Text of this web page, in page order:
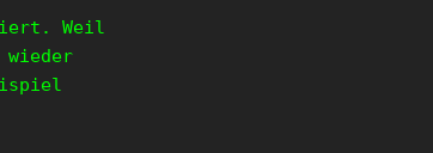
Weil